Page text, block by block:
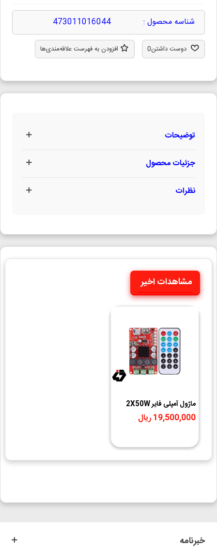
شناسه محصول : 473011016044
دوست داشتن0 افزودن به فهرست علاقه‌مندی‌ها
توضیحات
جزئیات محصول
نظرات
مشاهدات اخیر
ماژول آمپلی فایر 2X50W
بلوتوث دار HW-645
19,500,000 ریال
خبرنامه